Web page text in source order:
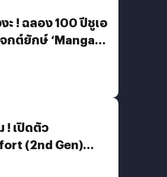
ะ ! ฉลอง 100 ปีชูเอ
กต์ยักษ์ ‘Manga
! เปิดตัว
(2nd Gen)